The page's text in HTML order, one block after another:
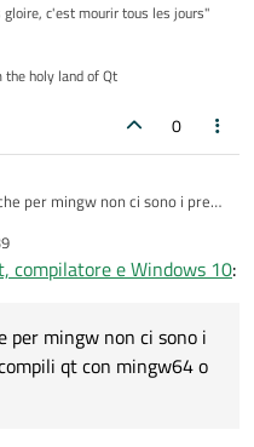
c'est mourir tous les jours"
the holy land of Qt
0
per mingw non ci sono i pre
compilatore e Windows 10:
per mingw non ci sono i
qt con mingw64 o